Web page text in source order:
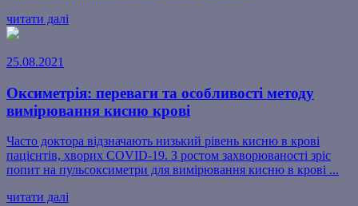
читати далі
25.08.2021
Оксиметрія: переваги та особливості методу
вимірювання кисню крові
Часто доктора відзначають низький рівень кисню в крові
пацієнтів, хворих COVID-19. З ростом захворюваності зріс
попит на пульсоксиметри для вимірювання кисню в крові ...
читати далі